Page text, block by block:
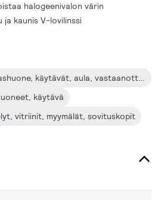
halogeenivalon värin
ja kaunis V-lovilinssi
Palveluala: hotellin vierashuone, käytävät, aula, vastaanottoalue, ravintolat, baarit, kahvilat
käytävä
vitriinit, myymälät, sovituskopit